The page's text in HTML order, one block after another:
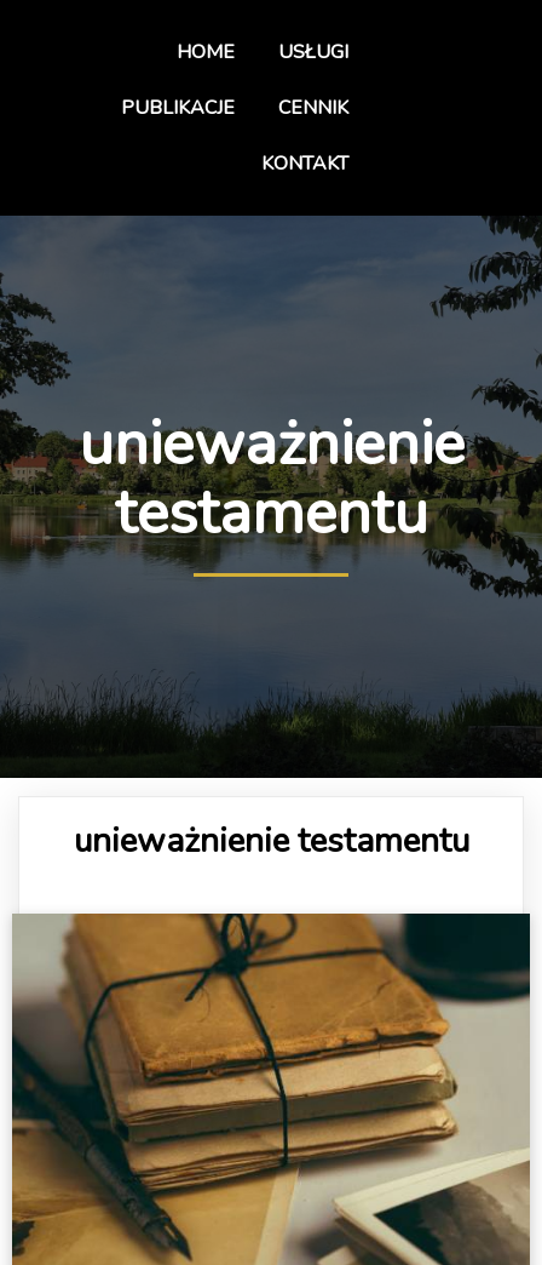
HOME USŁUGI
PUBLIKACJE CENNIK
KONTAKT
unieważnienie
testamentu
unieważnienie testamentu